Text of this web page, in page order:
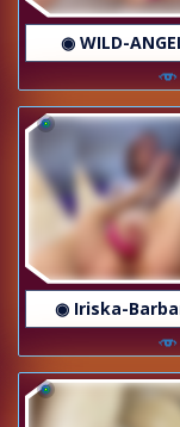
◉ WILD-
◉ Iriska-